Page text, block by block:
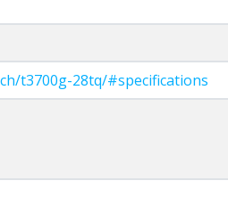
t3700g-28tq/#specifications